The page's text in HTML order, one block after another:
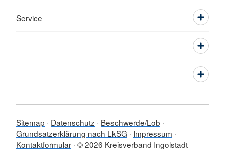
Service
Sitemap Datenschutz
Beschwerde/Lob
Grundsatzerklärung nach LkSG
Impressum
Kontaktformular © 2026 Kreisverband Ingolstadt